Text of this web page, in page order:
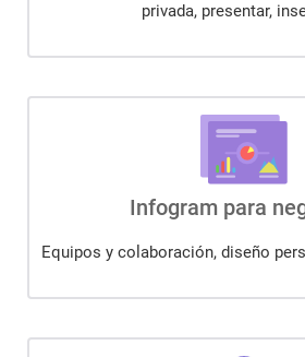
privada, presentar,
Infogram para
Equipos y colaboración, diseño